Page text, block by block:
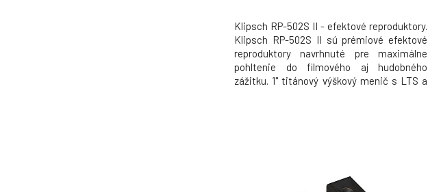
Klipsch RP-502S II - efektové reproduktory.
Klipsch RP-502S II sú prémiové efektové
reproduktory navrhnuté pre maximálne
pohltenie do filmového aj hudobného
zážitku. 1" titánový výškový menič s LTS a